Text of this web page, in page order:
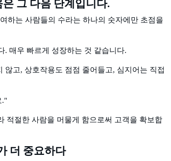
그 다음 단계입니다.
하는 사람들의 수라는 하나의 숫자에만 초점을
. 매우 빠르게 성장하는 것 같습니다.
고, 상호작용도 점점 줄어들고, 심지어는 직접
."
적절한 사람을 머물게 함으로써 고객을 확보합
더 중요하다